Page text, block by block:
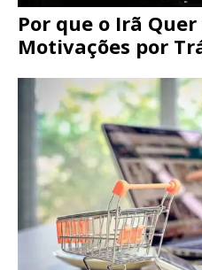
Por que o Irã
Motivações por